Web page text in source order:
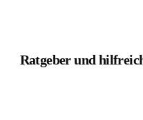
Ratgeber und